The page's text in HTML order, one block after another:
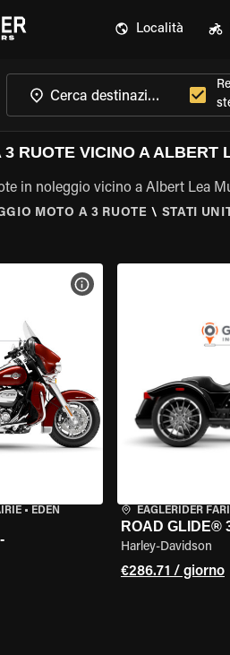
Località
RUOTE VICINO A ALBERT
in noleggio vicino a Albert Lea
MOTO A 3 RUOTE \ STATI
• EDEN
VISUALIZZA SPECIFICHE
EAGLERIDER
ROAD GLIDE®
Harley-Davidson
€286.71 / giorno